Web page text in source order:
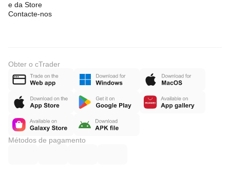
e da Store
Contacte-nos
Obter o cTrader
Métodos de pagamento